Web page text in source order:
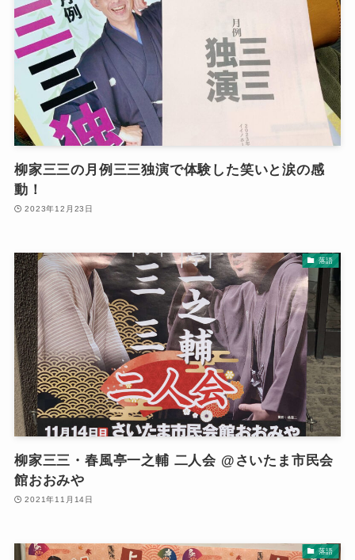
柳家三三の月例三三独演で体験した笑いと涙の感
動！
2023年12月23日
落語
柳家三三・春風亭一之輔 二人会 @さいたま市民会
館おおみや
2021年11月14日
落語